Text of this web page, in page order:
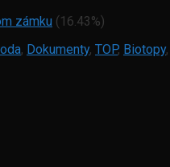
zámku (16.43%)
, Dokumenty, TOP, Biotopy,